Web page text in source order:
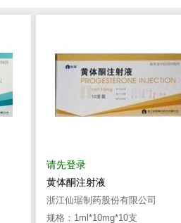
请先登录
黄体酮注射液
浙江仙琚制药股份有限公司
规格：1ml*10mg*10支